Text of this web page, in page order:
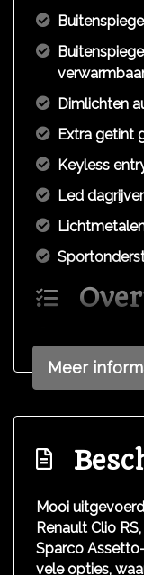
Dimlichten
Extra getint
Keyless
Led
Anti doorslip
Meer
Mooi
Renault Clio
Sparco
vele opties,